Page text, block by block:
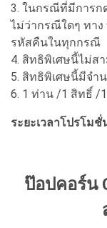
3. ในกรณีที่มีการก
ไม่ว่ากรณีใดๆ ทา
รหัสคืนในทุกกรณี
4. สิทธิพิเศษนี้ไม่ส
5. สิทธิพิเศษนี้มีจำ
6. 1 ท่าน /1 สิทธิ์ /
ระยะเวลาโปรโมชั่
ป๊อปคอร์น